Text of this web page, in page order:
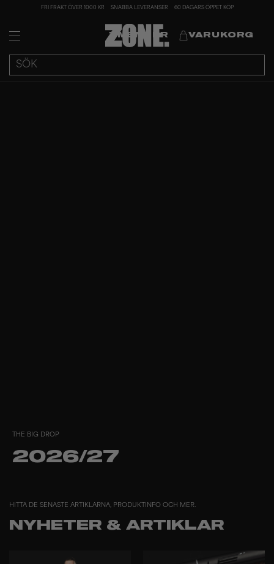
FRI FRAKT ÖVER 1000 KR SNABBA LEVERANSER 60 DAGARS ÖPPET KÖP
MEMBER VARUKORG
THE BIG DROP
2026/27
HITTA DE SENASTE ARTIKLARNA, PRODUKTINFO OCH MER.
NYHETER & ARTIKLAR